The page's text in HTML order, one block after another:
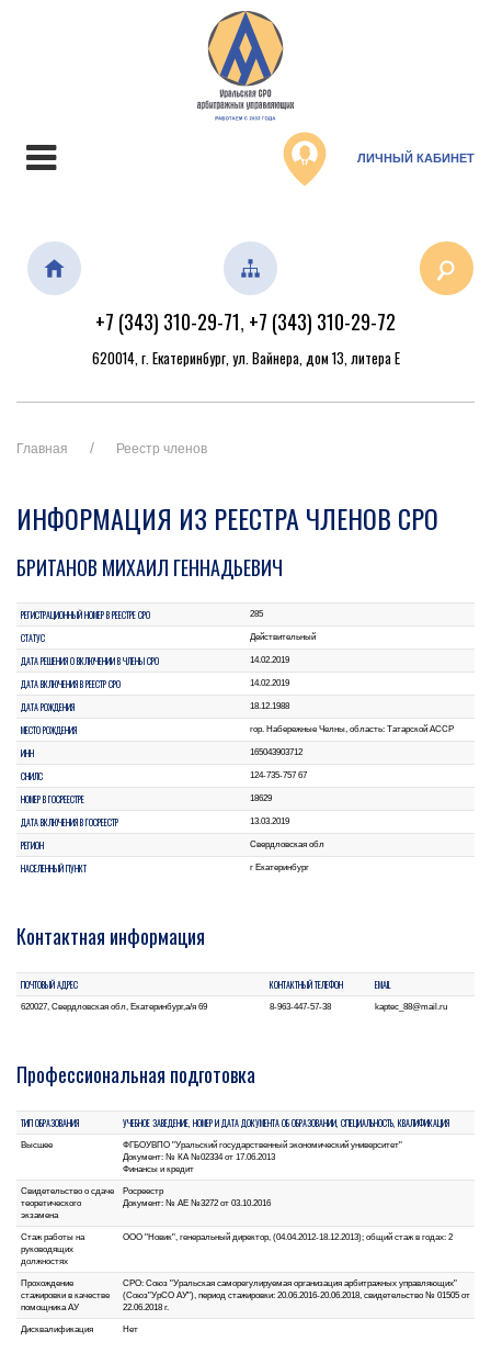
ЛИЧНЫЙ КАБИНЕТ
+7 (343) 310-29-71, +7 (343) 310-29-72
620014, г. Екатеринбург, ул. Вайнера, дом 13, литера Е
Главная Реестр членов
ИНФОРМАЦИЯ ИЗ РЕЕСТРА ЧЛЕНОВ СРО
БРИТАНОВ МИХАИЛ ГЕННАДЬЕВИЧ
РЕГИСТРАЦИОННЫЙ НОМЕР В РЕЕСТРЕ СРО 285
СТАТУС Действительный
ДАТА РЕШЕНИЯ О ВКЛЮЧЕНИИ В ЧЛЕНЫ СРО 14.02.2019
ДАТА ВКЛЮЧЕНИЯ В РЕЕСТР СРО 14.02.2019
ДАТА РОЖДЕНИЯ 18.12.1988
МЕСТО РОЖДЕНИЯ гор. Набережные Челны, область: Татарской АССР
ИНН 165043903712
СНИЛС 124-735-757 67
НОМЕР В ГОСРЕЕСТРЕ 18629
ДАТА ВКЛЮЧЕНИЯ В ГОСРЕЕСТР 13.03.2019
РЕГИОН Свердловская обл
НАСЕЛЕННЫЙ ПУНКТ г Екатеринбург
Контактная информация
ПОЧТОВЫЙ АДРЕС КОНТАКТНЫЙ ТЕЛЕФОН EMAIL
620027, Свердловская обл, Екатеринбург,а/я 69 8-963-447-57-38 kaptec_88@mail.ru
Профессиональная подготовка
ТИП ОБРАЗОВАНИЯ УЧЕБНОЕ ЗАВЕДЕНИЕ, НОМЕР И ДАТА ДОКУМЕНТА ОБ ОБРАЗОВАНИИ, СПЕЦИАЛЬНОСТЬ, КВАЛИФИКАЦИЯ
Высшее
ФГБОУВПО "Уральский государственный экономический университет"
Документ: № КА №02334 от 17.06.2013
Финансы и кредит
Свидетельство о сдаче
теоретического
экзамена
Росреестр
Документ: № АЕ №3272 от 03.10.2016
Стаж работы на
руководящих
должностях
ООО "Новик", генеральный директор, (04.04.2012-18.12.2013); общий стаж в годах: 2
Прохождение
стажировки в качестве
помощника АУ
СРО: Союз "Уральская саморегулируемая организация арбитражных управляющих"
(Союз"УрСО АУ"), период стажировки: 20.06.2016-20.06.2018, свидетельство № 01505 от
22.06.2018 г.
Дисквалификация Нет